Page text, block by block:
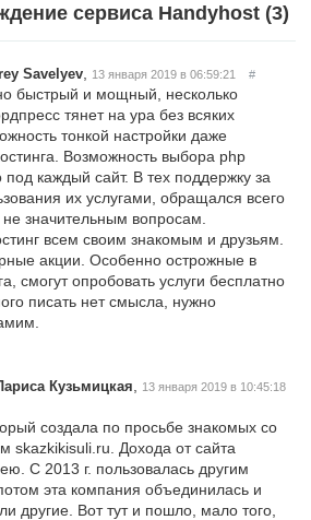
сервиса Handyhost (3)
Savelyev 13 января 2019 в 06:59:21 #
быстрый и мощный, несколько
тянет на ура без всяких
тонкой настройки даже
Возможность выбора php
под каждый сайт. В тех поддержку за
их услугами, обращался всего
не значительным вопросам.
всем своим знакомым и друзьям.
акции. Особенно острожные в
смогут опробовать услуги бесплатно
писать нет смысла, нужно
Кузьмицкая
13 января 2019 в 10:45:18
создала по просьбе знакомых со
skazkikisuli.ru. Дохода от сайта
С 2013 г. пользовалась другим
эта компания объединилась и
другие. Вот тут и пошло, мало того,